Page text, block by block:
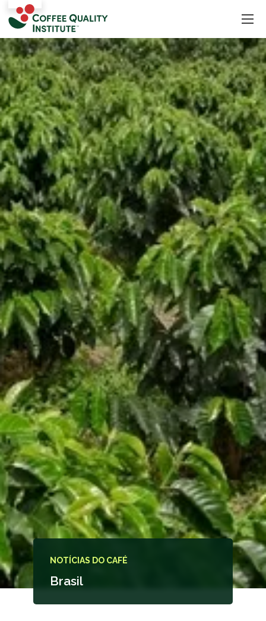
NOTÍCIAS DO CAFÉ
Brasil